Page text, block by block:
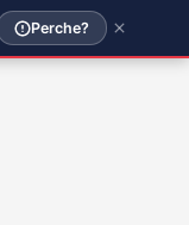
Perche?